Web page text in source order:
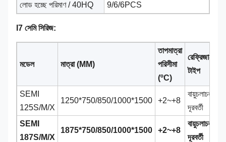
লোড হচ্ছে পরিমাণ / 40HQ
9/6/6PCS
I7 সেমি সিরিজ:
মডেল মাত্রা (MM)
তাপমাত্রা
পরিসীমা
(ºC)
রেফ্রিজারেশন
টাইপ
SEMI
125S/M/X
1250*750/850/1000*1500 +2~+8
বায়ুচলাচল,
দূরবর্তী
SEMI
187S/M/X
1875*750/850/1000*1500 +2~+8
বায়ুচলাচল,
দূরবর্তী